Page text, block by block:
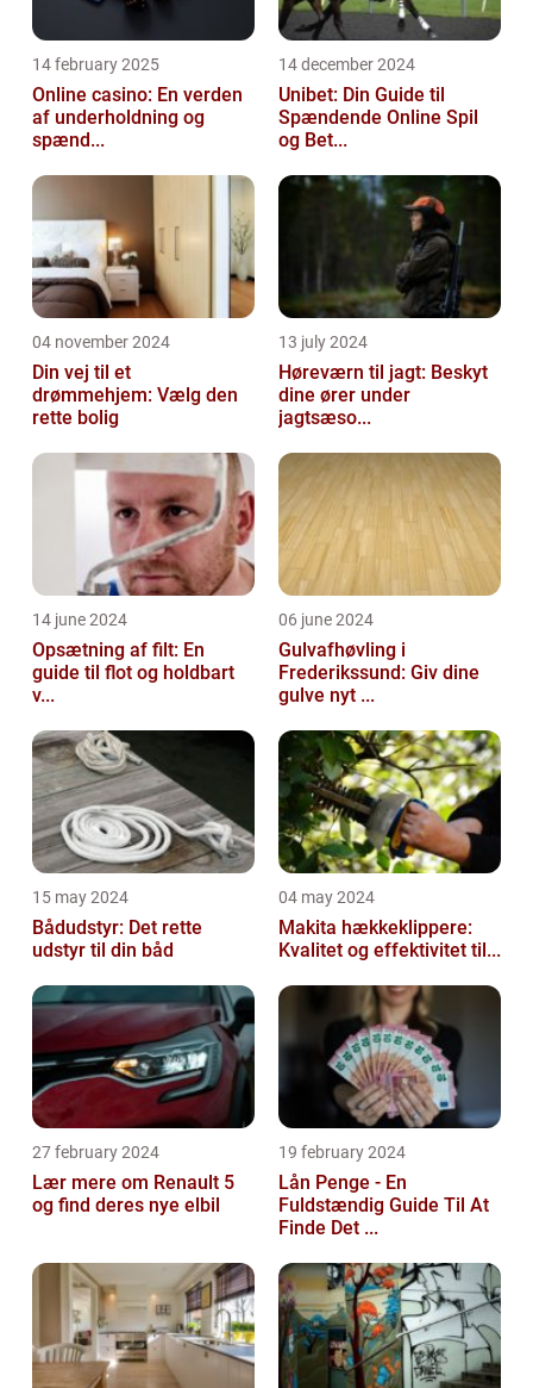
14 february 2025
Online casino: En verden
af underholdning og
spænd...
14 december 2024
Unibet: Din Guide til
Spændende Online Spil
og Bet...
04 november 2024
Din vej til et
drømmehjem: Vælg den
rette bolig
13 july 2024
Høreværn til jagt: Beskyt
dine ører under
jagtsæso...
14 june 2024
Opsætning af filt: En
guide til flot og holdbart
v...
06 june 2024
Gulvafhøvling i
Frederikssund: Giv dine
gulve nyt ...
15 may 2024
Bådudstyr: Det rette
udstyr til din båd
04 may 2024
Makita hækkeklippere:
Kvalitet og effektivitet til...
27 february 2024
Lær mere om Renault 5
og find deres nye elbil
19 february 2024
Lån Penge - En
Fuldstændig Guide Til At
Finde Det ...